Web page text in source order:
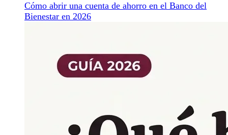
Cómo abrir una cuenta de ahorro en el Banco del
Bienestar en 2026